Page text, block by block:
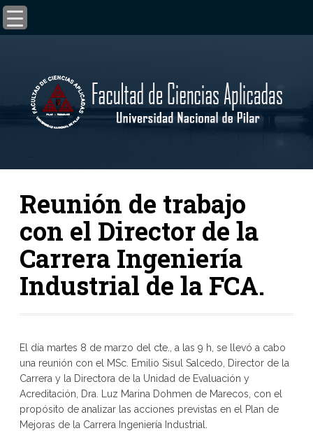
Reunión de trabajo
con el Director de la
Carrera Ingeniería
Industrial de la FCA.
El día martes 8 de marzo del cte., a las 9 h, se llevó a cabo
una reunión con el MSc. Emilio Sisul Salcedo, Director de la
Carrera y la Directora de la Unidad de Evaluación y
Acreditación, Dra. Luz Marina Dohmen de Marecos, con el
propósito de analizar las acciones previstas en el Plan de
Mejoras de la Carrera Ingeniería Industrial.